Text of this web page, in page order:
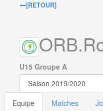
[RETOUR]
U15 Groupe A
Equipe Matches